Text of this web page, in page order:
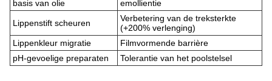
basis van olie
emollientie
Lippenstift scheuren
Verbetering van de treksterkte
(+200% verlenging)
Lippenkleur migratie
Filmvormende barrière
pH-gevoelige preparaten
Tolerantie van het poolstelsel